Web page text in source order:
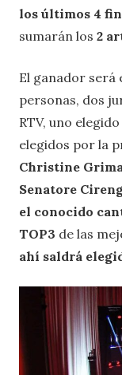
los últimos 4
sumarán los 2
El ganador será
personas, dos
RTV, uno
elegidos por la
Christine
Senatore
el conocido
TOP3 de las
ahí saldrá